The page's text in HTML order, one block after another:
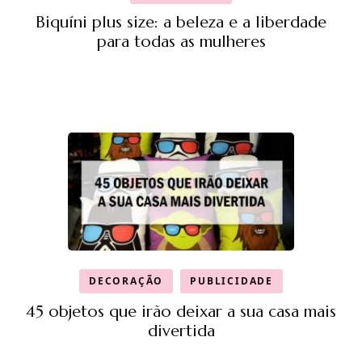
Biquíni plus size: a beleza e a liberdade
para todas as mulheres
DECORAÇÃO PUBLICIDADE
45 objetos que irão deixar a sua casa mais
divertida